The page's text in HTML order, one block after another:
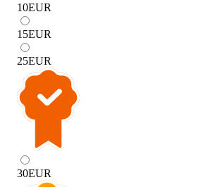
10EUR
15EUR
25EUR
30EUR